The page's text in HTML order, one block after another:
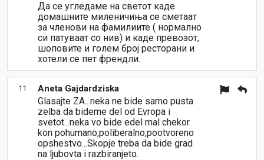
Да се угледаме на светот каде
домашните миленичиња се сметаат
за членови на фамилиите ( нормално
си патуваат со нив) и каде превозот,
шоповите и голем број ресторани и
хотели се пет френдли.
11 Aneta Gajdardziska
Glasajte ZA...neka ne bide samo pusta
zelba da bideme del od Evropa i
svetot...neka vo bide edel mal chekor
kon pohumano,poliberalno,pootvoreno
opshestvo...Skopje treba da bide grad
na ljubovta i razbiranjeto.